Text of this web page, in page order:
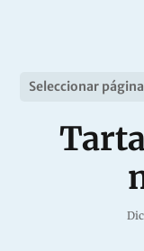
Seleccionar página